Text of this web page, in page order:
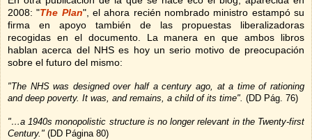
2008: "The Plan", el ahora recién nombrado ministro estampó su
firma en apoyo también de las propuestas liberalizadoras
recogidas en el documento. La manera en que ambos libros
hablan acerca del NHS es hoy un serio motivo de preocupación
sobre el futuro del mismo:
"The NHS was designed over half a century ago, at a time of rationing
and deep poverty. It was, and remains, a child of its time". (DD Pág. 76)
"…a 1940s monopolistic structure is no longer relevant in the Twenty-first
Century." (DD Página 80)